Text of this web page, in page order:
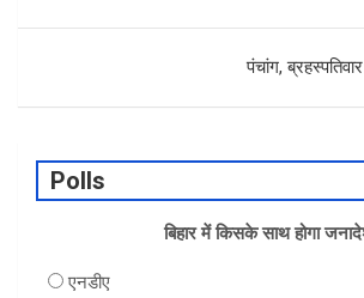
पंचांग,
Polls
बिहार में किसके साथ होगा
एनडीए